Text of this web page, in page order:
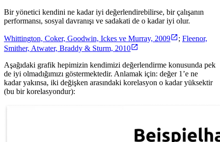
Bir yönetici kendini ne kadar iyi değerlendirebilirse, bir çalışanın
performansı, sosyal davranışı ve sadakati de o kadar iyi olur.
Whittington, Coker, Goodwin, Ickes ve Murray, 2009 ; Fleenor,
Smither, Atwater, Braddy & Sturm, 2010
Aşağıdaki grafik hepimizin kendimizi değerlendirme konusunda pek
de iyi olmadığımızı göstermektedir. Anlamak için: değer 1’e ne
kadar yakınsa, iki değişken arasındaki korelasyon o kadar yüksektir
(bu bir korelasyondur):